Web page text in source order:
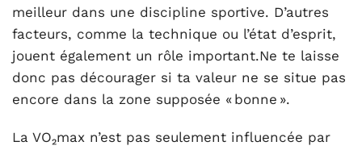
meilleur dans une discipline sportive. D’autres
facteurs, comme la technique ou l’état d’esprit,
jouent également un rôle important.Ne te laisse
donc pas décourager si ta valeur ne se situe pas
encore dans la zone supposée « bonne ».
La VO₂max n’est pas seulement influencée par